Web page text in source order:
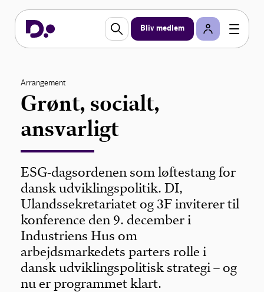
Bliv medlem
Arrangement
Grønt, socialt,
ansvarligt
ESG-dagsordenen som løftestang for
dansk udviklingspolitik. DI,
Ulandssekretariatet og 3F inviterer til
konference den 9. december i
Industriens Hus om
arbejdsmarkedets parters rolle i
dansk udviklingspolitisk strategi – og
nu er programmet klart.